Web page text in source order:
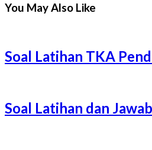
You May Also Like
Soal Latihan TKA
Soal Latihan dan